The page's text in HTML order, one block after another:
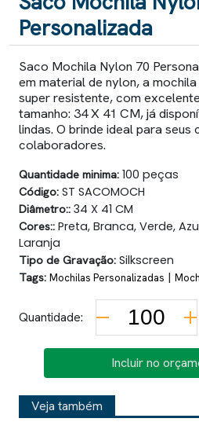
Personalizada
Saco Mochila Nylon 70
em material de nylon, a
super resistente, com
tamanho: 34 X 41 CM, já
lindas. O brinde ideal para seus
colaboradores.
Quantidade minima: 100 peças
Código: ST SACOMOCH
Diâmetro:: 34 X 41 CM
Cores:: Preta, Branca, Verde,
Laranja
Tipo de Gravação: Silkscreen
Tags: Mochilas Personalizadas |
Quantidade:
Incluir no
Veja também